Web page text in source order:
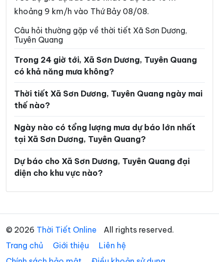
Xã Liên Hiệp Xã Linh Hồ
Xã Lực Hành Xã Lũng Cú
Xã Lũng Phìn
Xã Mậu Duệ Xã Mèo Vạc
Xã Minh Ngọc Xã Minh Quang
Xã Minh Sơn
Xã Nấm Dẩn Xã Nậm Dịch
Xã Nghĩa Thuận Xã Ngọc Đường
Xã Ngọc Long
Xã Phù Lưu
Xã Pờ Ly Ngài Xã Quản Bạ
khoảng 9 km/h vào Thứ Bảy 08/08.
Câu hỏi thường gặp về thời tiết Xã Sơn Dương,
Tuyên Quang
Trong 24 giờ tới, Xã Sơn Dương, Tuyên Quang
có khả năng mưa không?
Thời tiết Xã Sơn Dương, Tuyên Quang ngày mai
thế nào?
Ngày nào có tổng lượng mưa dự báo lớn nhất
tại Xã Sơn Dương, Tuyên Quang?
Dự báo cho Xã Sơn Dương, Tuyên Quang đại
diện cho khu vực nào?
© 2026 Thời Tiết Online
All rights reserved.
Trang chủ
Giới thiệu
Liên hệ